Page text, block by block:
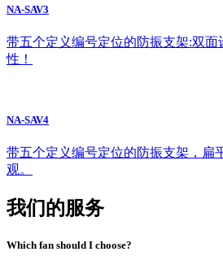
NA-SAV3
带五个定义编号定位的防振支架:双
性！
NA-SAV4
带五个定义编号定位的防振支架，扁
观。
我们的服务
Which fan should I choose?